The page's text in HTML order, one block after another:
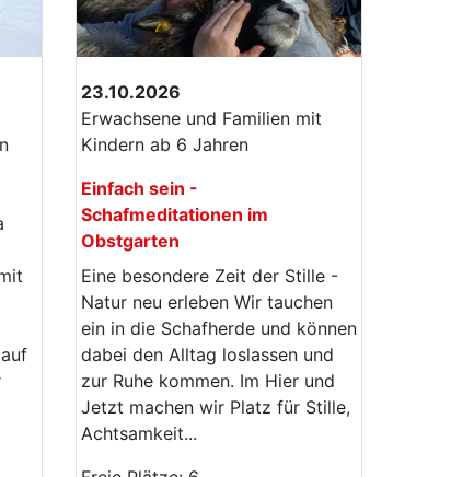
23.10.2026
Erwachsene und Familien mit
Kindern ab 6 Jahren
Einfach sein -
Schafmeditationen im
Obstgarten
Eine besondere Zeit der Stille -
Natur neu erleben Wir tauchen
ein in die Schafherde und können
dabei den Alltag loslassen und
zur Ruhe kommen. Im Hier und
Jetzt machen wir Platz für Stille,
Achtsamkeit...